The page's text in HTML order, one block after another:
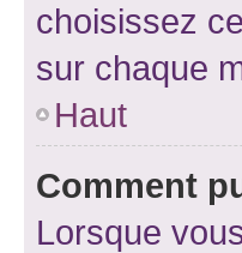
choisissez
sur chaque
Haut
Comment
Lorsque